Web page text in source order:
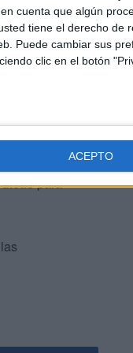
cuenta que algún
tiene el derecho de
Puede cambiar sus
clic en el botón
ACEPTO
el traslado de
para